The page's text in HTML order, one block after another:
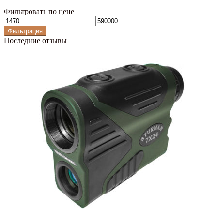
Фильтровать по цене
Минимальная
цена
Максимальная
цена
Фильтрация
Последние отзывы